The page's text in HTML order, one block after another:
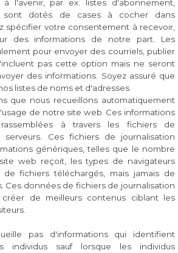
l'avenir, par ex. listes d'abonnement,
sont dotés de cases à cocher dans
spécifier votre consentement à recevoir,
des informations de notre part. Les
pour envoyer des courriels, publier
pas cette option mais ne seront
des informations. Soyez assuré que
listes de noms et d'adresses.
que nous recueillons automatiquement
de notre site web. Ces informations
à travers les fichiers de
Ces fichiers de journalisation
génériques, telles que le nombre
web reçoit, les types de navigateurs
fichiers téléchargés, mais jamais de
Ces données de fichiers de journalisation
de meilleurs contenus ciblant les
pas d'informations qui identifient
individus sauf lorsque les individus